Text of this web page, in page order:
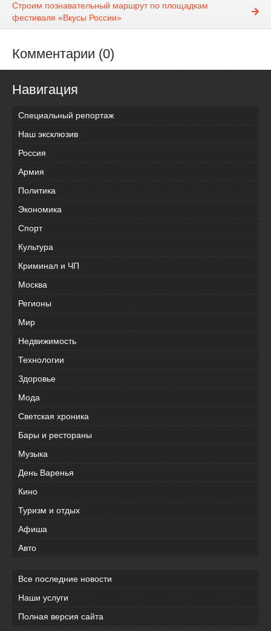
Строим познавательный маршрут по площадкам
фестиваля «Вкусы России»
Комментарии (0)
Навигация
Специальный репортаж
Наш эксклюзив
Россия
Армия
Политика
Экономика
Спорт
Культура
Криминал и ЧП
Москва
Регионы
Мир
Недвижимость
Технологии
Здоровье
Мода
Светская хроника
Бары и рестораны
Музыка
День Варенья
Кино
Туризм и отдых
Афиша
Авто
Все последние новости
Наши услуги
Полная версия сайта